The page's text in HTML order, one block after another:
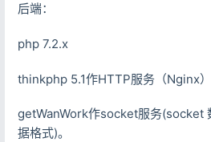
后端：
php 7.2.x
thinkphp 5.1作HTTP服务（Nginx）
getWanWork作socket服务(socket
据格式)。